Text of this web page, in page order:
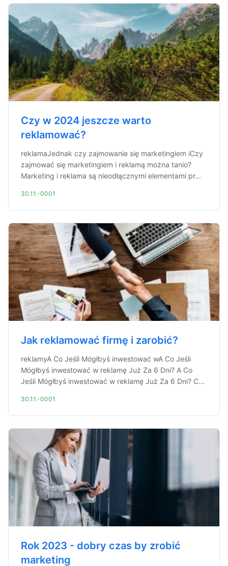
Czy w 2024 jeszcze warto
reklamować?
reklamaJednak czy zajmowanie się marketingiem iCzy
zajmować się marketingiem i reklamą można tanio?
Marketing i reklama są nieodłącznymi elementami pr...
30.11.-0001
Jak reklamować firmę i zarobić?
reklamyA Co Jeśli Mógłbyś inwestować wA Co Jeśli
Mógłbyś inwestować w reklamę Już Za 6 Dni? A Co
Jeśli Mógłbyś inwestować w reklamę Już Za 6 Dni? C...
30.11.-0001
Rok 2023 - dobry czas by zrobić
marketing